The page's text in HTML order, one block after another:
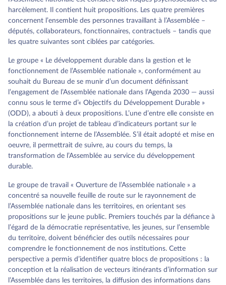
harcèlement. Il contient huit propositions. Les quatre premières
concernent l’ensemble des personnes travaillant à l’Assemblée –
députés, collaborateurs, fonctionnaires, contractuels – tandis que
les quatre suivantes sont ciblées par catégories.
Le groupe « Le développement durable dans la gestion et le
fonctionnement de l’Assemblée nationale », conformément au
souhait du Bureau de se munir d’un document définissant
l’engagement de l’Assemblée nationale dans l’Agenda 2030 — aussi
connu sous le terme d’« Objectifs du Développement Durable »
(ODD), a abouti à deux propositions. L’une d’entre elle consiste en
la création d’un projet de tableau d’indicateurs portant sur le
fonctionnement interne de l’Assemblée. S’il était adopté et mise en
oeuvre, il permettrait de suivre, au cours du temps, la
transformation de l’Assemblée au service du développement
durable.
Le groupe de travail « Ouverture de l’Assemblée nationale » a
concentré sa nouvelle feuille de route sur le rayonnement de
l’Assemblée nationale dans les territoires, en orientant ses
propositions sur le jeune public. Premiers touchés par la défiance à
l’égard de la démocratie représentative, les jeunes, sur l’ensemble
du territoire, doivent bénéficier des outils nécessaires pour
comprendre le fonctionnement de nos institutions. Cette
perspective a permis d’identifier quatre blocs de propositions : la
conception et la réalisation de vecteurs itinérants d’information sur
l’Assemblée dans les territoires, la diffusion des informations dans